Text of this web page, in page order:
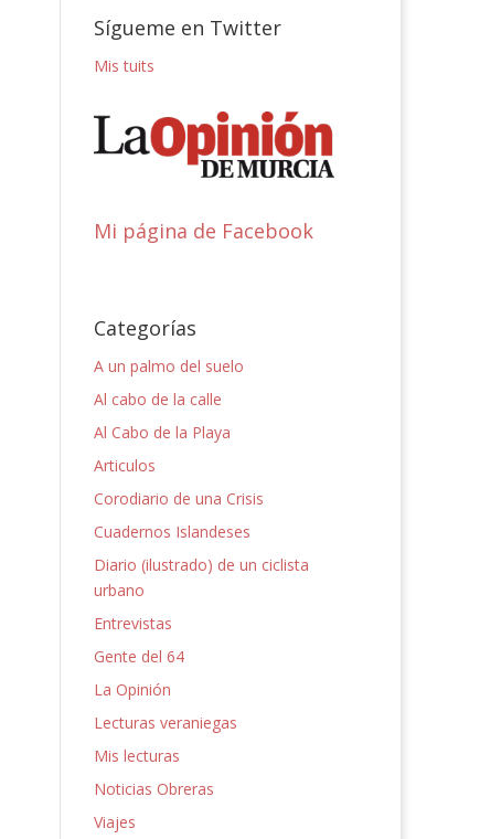
Sígueme en Twitter
Mis tuits
Mi página de Facebook
Categorías
A un palmo del suelo
Al cabo de la calle
Al Cabo de la Playa
Articulos
Corodiario de una Crisis
Cuadernos Islandeses
Diario (ilustrado) de un ciclista
urbano
Entrevistas
Gente del 64
La Opinión
Lecturas veraniegas
Mis lecturas
Noticias Obreras
Viajes